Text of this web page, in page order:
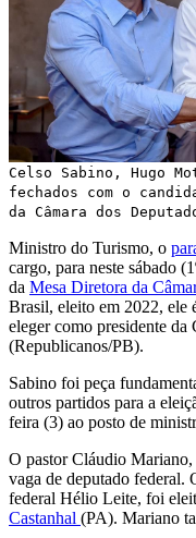
Celso Sabino, Hugo
fechados com o
da Câmara dos
Ministro do Turismo, o
cargo, para neste sábado
da Mesa Diretora da
Brasil, eleito em 2022, ele
eleger como presidente
(Republicanos/PB).
Sabino foi peça
outros partidos para a
feira (3) ao posto de
O pastor Cláudio
vaga de deputado federal.
federal Hélio Leite, foi
Castanhal (PA). Mariano